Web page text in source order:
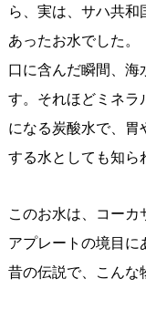
ら、実は、サハ共
あったお水でした。
口に含んだ瞬間、海
す。それほどミネラ
になる炭酸水で、胃
する水としても知ら
このお水は、コー
アプレートの境目に
昔の伝説で、こんな